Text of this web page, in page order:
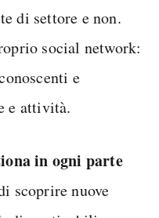
di settore e non.
social network:
e
e attività.
in ogni parte
scoprire nuove